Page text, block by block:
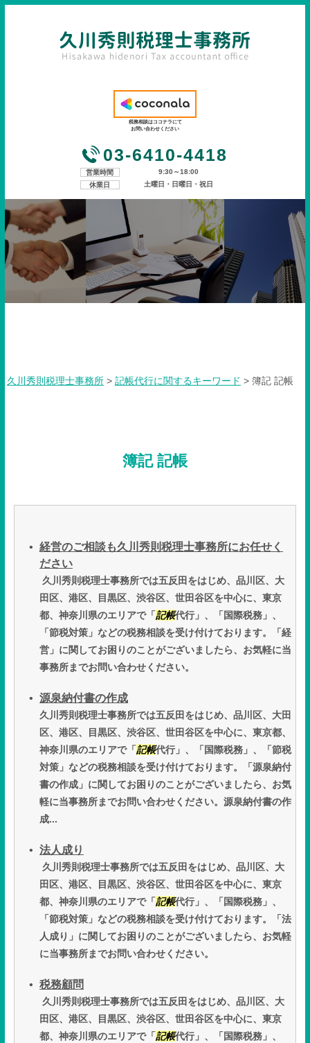
税務相談はココナラにて
お問い合わせください
03-6410-4418
営業時間
9:30～18:00
休業日
土曜日・日曜日・祝日
久川秀則税理士事務所 > 記帳代行に関するキーワード > 簿記 記帳
簿記 記帳
経営のご相談も久川秀則税理士事務所にお任せく
ださい
久川秀則税理士事務所では五反田をはじめ、品川区、大
田区、港区、目黒区、渋谷区、世田谷区を中心に、東京
都、神奈川県のエリアで「 記帳代行」、「国際税務」、
「節税対策」などの税務相談を受け付けております。「経
営」に関してお困りのことがございましたら、お気軽に当
事務所までお問い合わせください。
源泉納付書の作成
久川秀則税理士事務所では五反田をはじめ、品川区、大田
区、港区、目黒区、渋谷区、世田谷区を中心に、東京都、
神奈川県のエリアで「 記帳代行」、「国際税務」、「節税
対策」などの税務相談を受け付けております。「源泉納付
書の作成」に関してお困りのことがございましたら、お気
軽に当事務所までお問い合わせください。源泉納付書の作
成...
法人成り
久川秀則税理士事務所では五反田をはじめ、品川区、大
田区、港区、目黒区、渋谷区、世田谷区を中心に、東京
都、神奈川県のエリアで「 記帳代行」、「国際税務」、
「節税対策」などの税務相談を受け付けております。「法
人成り」に関してお困りのことがございましたら、お気軽
に当事務所までお問い合わせください。
税務顧問
久川秀則税理士事務所では五反田をはじめ、品川区、大
田区、港区、目黒区、渋谷区、世田谷区を中心に、東京
都、神奈川県のエリアで「 記帳代行」、「国際税務」、